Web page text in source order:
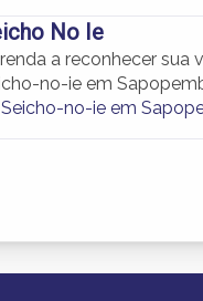
No Ie
a reconhecer sua
no-ie em
Seicho-no-ie em